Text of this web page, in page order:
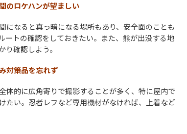
のロケハンが望ましい
になると真っ暗になる場所もあり、安全面のことも
ートの確認をしておきたい。また、熊が出没する地
確認しよう。
対策品を忘れず
体的に広角寄りで撮影することが多く、特に屋内で
たい。忍者レフなど専用機材がなければ、上着など